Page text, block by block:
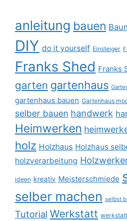
anleitung bauen
DIY do it yourself Einsteiger
Franks Shed Franks
garten gartenhaus
gartenhaus bauen Gartenhaus
selber bauen handwerk
Heimwerken
holz Holzhaus Holzhaus
holzverarbeitung
ideen kreativ Meisterschmiede
selber machen selbst
Tutorial Werkstatt